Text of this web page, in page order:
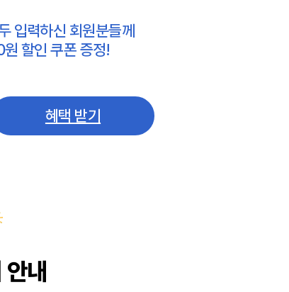
입력하신 회원분들께
할인 쿠폰 증정!
혜택 받기
내